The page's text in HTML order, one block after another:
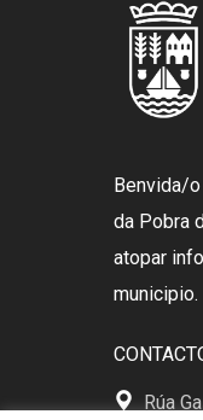
Benvida/
da Pobra
atopar
municipio.
Rúa